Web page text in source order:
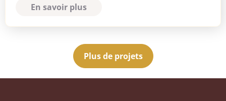
En savoir plus
Plus de projets